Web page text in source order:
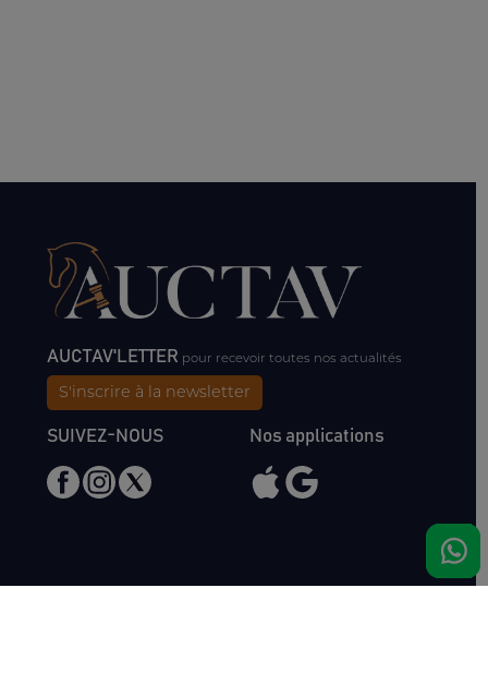
AUCTAV'LETTER pour recevoir toutes nos actualités
S'inscrire à la newsletter
SUIVEZ-NOUS Nos applications